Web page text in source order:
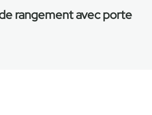
rangement avec porte